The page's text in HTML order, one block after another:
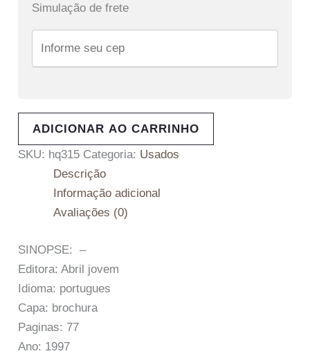
Simulação de frete
ADICIONAR AO CARRINHO
SKU: hq315 Categoria: Usados
Descrição
Informação adicional
Avaliações (0)
SINOPSE: –
Editora: Abril jovem
Idioma: portugues
Capa: brochura
Paginas: 77
Ano: 1997